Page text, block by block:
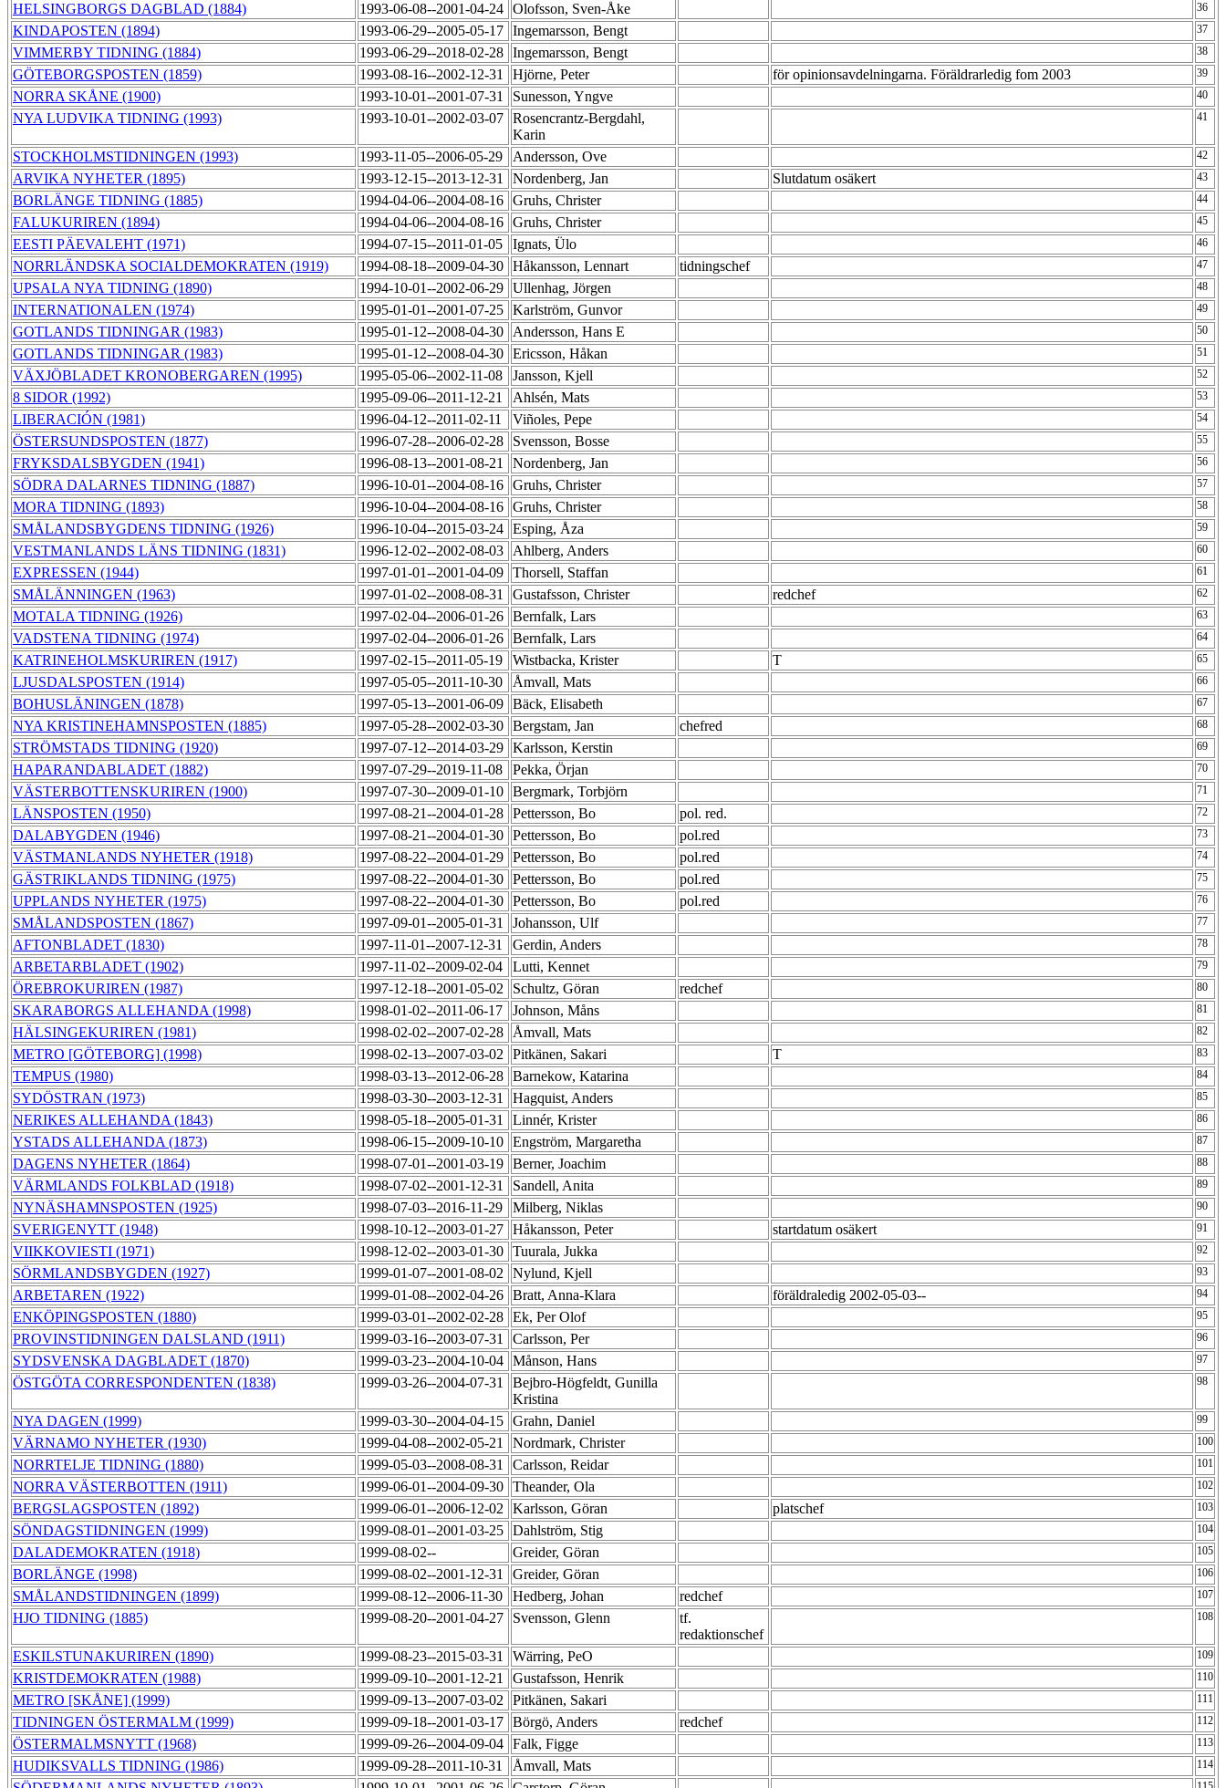
HELSINGBORGS DAGBLAD (1884) 1993-06-08--2001-04-24 Olofsson, Sven-Åke 36
KINDAPOSTEN (1894) 1993-06-29--2005-05-17 Ingemarsson, Bengt 37
VIMMERBY TIDNING (1884) 1993-06-29--2018-02-28 Ingemarsson, Bengt 38
GÖTEBORGSPOSTEN (1859) 1993-08-16--2002-12-31 Hjörne, Peter för opinionsavdelningarna. Föräldrarledig fom 2003 39
NORRA SKÅNE (1900) 1993-10-01--2001-07-31 Sunesson, Yngve 40
NYA LUDVIKA TIDNING (1993) 1993-10-01--2002-03-07 Rosencrantz-Bergdahl,
Karin
41
STOCKHOLMSTIDNINGEN (1993) 1993-11-05--2006-05-29 Andersson, Ove 42
ARVIKA NYHETER (1895) 1993-12-15--2013-12-31 Nordenberg, Jan Slutdatum osäkert 43
BORLÄNGE TIDNING (1885) 1994-04-06--2004-08-16 Gruhs, Christer 44
FALUKURIREN (1894) 1994-04-06--2004-08-16 Gruhs, Christer 45
EESTI PÄEVALEHT (1971) 1994-07-15--2011-01-05 Ignats, Ülo 46
NORRLÄNDSKA SOCIALDEMOKRATEN (1919) 1994-08-18--2009-04-30 Håkansson, Lennart tidningschef 47
UPSALA NYA TIDNING (1890) 1994-10-01--2002-06-29 Ullenhag, Jörgen 48
INTERNATIONALEN (1974) 1995-01-01--2001-07-25 Karlström, Gunvor 49
GOTLANDS TIDNINGAR (1983) 1995-01-12--2008-04-30 Andersson, Hans E 50
GOTLANDS TIDNINGAR (1983) 1995-01-12--2008-04-30 Ericsson, Håkan 51
VÄXJÖBLADET KRONOBERGAREN (1995) 1995-05-06--2002-11-08 Jansson, Kjell 52
8 SIDOR (1992) 1995-09-06--2011-12-21 Ahlsén, Mats 53
LIBERACIÓN (1981) 1996-04-12--2011-02-11 Viñoles, Pepe 54
ÖSTERSUNDSPOSTEN (1877) 1996-07-28--2006-02-28 Svensson, Bosse 55
FRYKSDALSBYGDEN (1941) 1996-08-13--2001-08-21 Nordenberg, Jan 56
SÖDRA DALARNES TIDNING (1887) 1996-10-01--2004-08-16 Gruhs, Christer 57
MORA TIDNING (1893) 1996-10-04--2004-08-16 Gruhs, Christer 58
SMÅLANDSBYGDENS TIDNING (1926) 1996-10-04--2015-03-24 Esping, Åza 59
VESTMANLANDS LÄNS TIDNING (1831) 1996-12-02--2002-08-03 Ahlberg, Anders 60
EXPRESSEN (1944) 1997-01-01--2001-04-09 Thorsell, Staffan 61
SMÅLÄNNINGEN (1963) 1997-01-02--2008-08-31 Gustafsson, Christer redchef 62
MOTALA TIDNING (1926) 1997-02-04--2006-01-26 Bernfalk, Lars 63
VADSTENA TIDNING (1974) 1997-02-04--2006-01-26 Bernfalk, Lars 64
KATRINEHOLMSKURIREN (1917) 1997-02-15--2011-05-19 Wistbacka, Krister T 65
LJUSDALSPOSTEN (1914) 1997-05-05--2011-10-30 Åmvall, Mats 66
BOHUSLÄNINGEN (1878) 1997-05-13--2001-06-09 Bäck, Elisabeth 67
NYA KRISTINEHAMNSPOSTEN (1885) 1997-05-28--2002-03-30 Bergstam, Jan chefred 68
STRÖMSTADS TIDNING (1920) 1997-07-12--2014-03-29 Karlsson, Kerstin 69
HAPARANDABLADET (1882) 1997-07-29--2019-11-08 Pekka, Örjan 70
VÄSTERBOTTENSKURIREN (1900) 1997-07-30--2009-01-10 Bergmark, Torbjörn 71
LÄNSPOSTEN (1950) 1997-08-21--2004-01-28 Pettersson, Bo pol. red. 72
DALABYGDEN (1946) 1997-08-21--2004-01-30 Pettersson, Bo pol.red 73
VÄSTMANLANDS NYHETER (1918) 1997-08-22--2004-01-29 Pettersson, Bo pol.red 74
GÄSTRIKLANDS TIDNING (1975) 1997-08-22--2004-01-30 Pettersson, Bo pol.red 75
UPPLANDS NYHETER (1975) 1997-08-22--2004-01-30 Pettersson, Bo pol.red 76
SMÅLANDSPOSTEN (1867) 1997-09-01--2005-01-31 Johansson, Ulf 77
AFTONBLADET (1830) 1997-11-01--2007-12-31 Gerdin, Anders 78
ARBETARBLADET (1902) 1997-11-02--2009-02-04 Lutti, Kennet 79
ÖREBROKURIREN (1987) 1997-12-18--2001-05-02 Schultz, Göran redchef 80
SKARABORGS ALLEHANDA (1998) 1998-01-02--2011-06-17 Johnson, Måns 81
HÄLSINGEKURIREN (1981) 1998-02-02--2007-02-28 Åmvall, Mats 82
METRO [GÖTEBORG] (1998) 1998-02-13--2007-03-02 Pitkänen, Sakari T 83
TEMPUS (1980) 1998-03-13--2012-06-28 Barnekow, Katarina 84
SYDÖSTRAN (1973) 1998-03-30--2003-12-31 Hagquist, Anders 85
NERIKES ALLEHANDA (1843) 1998-05-18--2005-01-31 Linnér, Krister 86
YSTADS ALLEHANDA (1873) 1998-06-15--2009-10-10 Engström, Margaretha 87
DAGENS NYHETER (1864) 1998-07-01--2001-03-19 Berner, Joachim 88
VÄRMLANDS FOLKBLAD (1918) 1998-07-02--2001-12-31 Sandell, Anita 89
NYNÄSHAMNSPOSTEN (1925) 1998-07-03--2016-11-29 Milberg, Niklas 90
SVERIGENYTT (1948) 1998-10-12--2003-01-27 Håkansson, Peter startdatum osäkert 91
VIIKKOVIESTI (1971) 1998-12-02--2003-01-30 Tuurala, Jukka 92
SÖRMLANDSBYGDEN (1927) 1999-01-07--2001-08-02 Nylund, Kjell 93
ARBETAREN (1922) 1999-01-08--2002-04-26 Bratt, Anna-Klara föräldraledig 2002-05-03-- 94
ENKÖPINGSPOSTEN (1880) 1999-03-01--2002-02-28 Ek, Per Olof 95
PROVINSTIDNINGEN DALSLAND (1911) 1999-03-16--2003-07-31 Carlsson, Per 96
SYDSVENSKA DAGBLADET (1870) 1999-03-23--2004-10-04 Månson, Hans 97
ÖSTGÖTA CORRESPONDENTEN (1838) 1999-03-26--2004-07-31
Bejbro-Högfeldt, Gunilla
Kristina
98
NYA DAGEN (1999) 1999-03-30--2004-04-15 Grahn, Daniel 99
VÄRNAMO NYHETER (1930) 1999-04-08--2002-05-21 Nordmark, Christer 100
NORRTELJE TIDNING (1880) 1999-05-03--2008-08-31 Carlsson, Reidar 101
NORRA VÄSTERBOTTEN (1911) 1999-06-01--2004-09-30 Theander, Ola 102
BERGSLAGSPOSTEN (1892) 1999-06-01--2006-12-02 Karlsson, Göran platschef 103
SÖNDAGSTIDNINGEN (1999) 1999-08-01--2001-03-25 Dahlström, Stig 104
DALADEMOKRATEN (1918) 1999-08-02-- Greider, Göran 105
BORLÄNGE (1998) 1999-08-02--2001-12-31 Greider, Göran 106
SMÅLANDSTIDNINGEN (1899) 1999-08-12--2006-11-30 Hedberg, Johan redchef 107
HJO TIDNING (1885) 1999-08-20--2001-04-27 Svensson, Glenn
tf.
redaktionschef
108
ESKILSTUNAKURIREN (1890) 1999-08-23--2015-03-31 Wärring, PeO 109
KRISTDEMOKRATEN (1988) 1999-09-10--2001-12-21 Gustafsson, Henrik 110
METRO [SKÅNE] (1999) 1999-09-13--2007-03-02 Pitkänen, Sakari 111
TIDNINGEN ÖSTERMALM (1999) 1999-09-18--2001-03-17 Börgö, Anders redchef 112
ÖSTERMALMSNYTT (1968) 1999-09-26--2004-09-04 Falk, Figge 113
HUDIKSVALLS TIDNING (1986) 1999-09-28--2011-10-31 Åmvall, Mats 114